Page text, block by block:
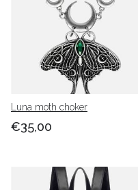
Luna moth choker
€35,00